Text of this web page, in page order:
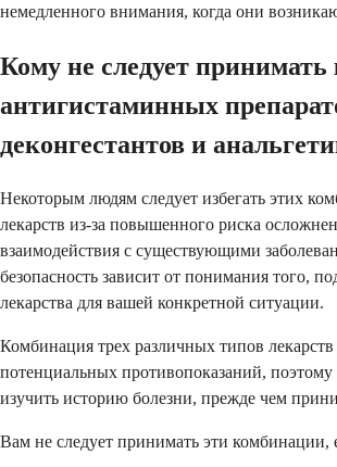
немедленного внимания, когда они
Кому не следует
антигистаминных
деконгестантов и
Некоторым людям следует избегать этих
лекарств из-за повышенного риска
взаимодействия с существующими
безопасность зависит от понимания того,
лекарства для вашей конкретной ситуации.
Комбинация трех различных типов лекарств
потенциальных противопоказаний,
изучить историю болезни, прежде чем
Вам не следует принимать эти комбинации,